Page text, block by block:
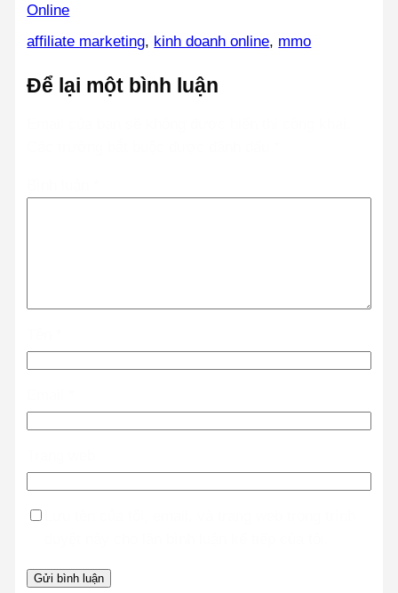
Online
affiliate marketing, kinh doanh online, mmo
Để lại một bình luận